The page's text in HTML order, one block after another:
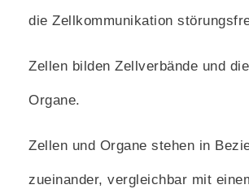
die Zellkommunikation
Zellen bilden Zellverbände und
Organe.
Zellen und Organe stehen in
zueinander, vergleichbar mit